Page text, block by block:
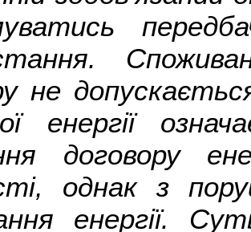
не
енергії
договору
однак з
енергії.